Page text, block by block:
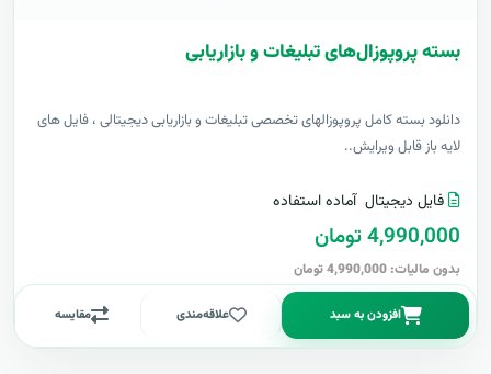
بسته پروپوزال‌های تبلیغات و بازاریابی
دانلود بسته کامل پروپوزالهای تخصصی تبلیغات و بازاریابی دیجیتالی ، فایل های
لایه باز قابل ویرایش..
فایل دیجیتال آماده استفاده
4,990,000 تومان
بدون مالیات: 4,990,000 تومان
افزودن به سبد علاقه‌مندی مقایسه